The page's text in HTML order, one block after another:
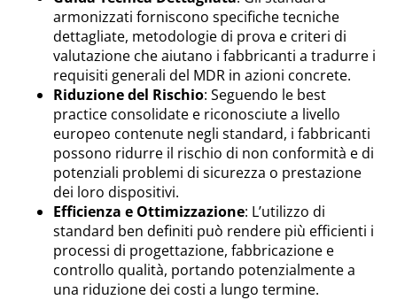
armonizzati forniscono specifiche tecniche
dettagliate, metodologie di prova e criteri di
valutazione che aiutano i fabbricanti a tradurre i
requisiti generali del MDR in azioni concrete.
Riduzione del Rischio: Seguendo le best
practice consolidate e riconosciute a livello
europeo contenute negli standard, i fabbricanti
possono ridurre il rischio di non conformità e di
potenziali problemi di sicurezza o prestazione
dei loro dispositivi.
Efficienza e Ottimizzazione: L’utilizzo di
standard ben definiti può rendere più efficienti i
processi di progettazione, fabbricazione e
controllo qualità, portando potenzialmente a
una riduzione dei costi a lungo termine.